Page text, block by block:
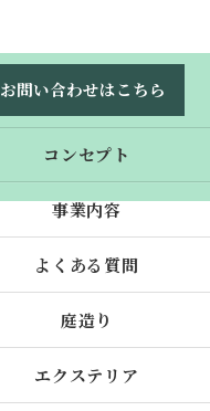
お問い合わせはこちら
コンセプト
事業内容
よくある質問
庭造り
エクステリア